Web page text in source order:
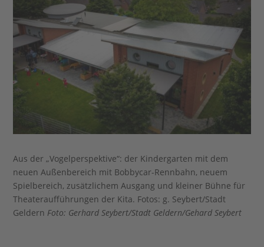
Aus der „Vogelperspektive“: der Kindergarten mit dem
neuen Außenbereich mit Bobbycar-Rennbahn, neuem
Spielbereich, zusätzlichem Ausgang und kleiner Bühne für
Theateraufführungen der Kita. Fotos: g. Seybert/Stadt
Geldern Foto: Gerhard Seybert/Stadt Geldern/Gehard Seybert